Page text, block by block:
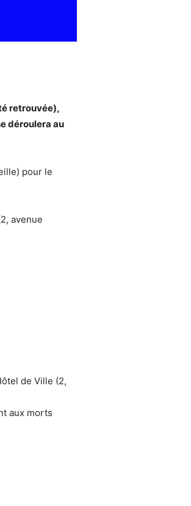
retrouvée),
déroulera au
pour le
avenue
de Ville (2,
aux morts